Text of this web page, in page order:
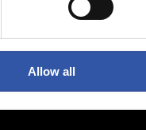
Allow all